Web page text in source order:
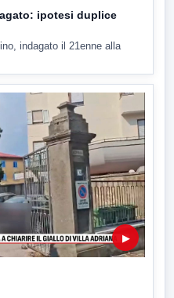
ipotesi duplice
indagato il 21enne alla
▶